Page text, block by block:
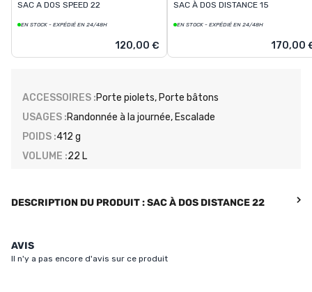
SAC A DOS SPEED 22
EN STOCK - EXPÉDIÉ EN 24/48H
120,00 €
SAC À DOS DISTANCE 15
EN STOCK - EXPÉDIÉ EN 24/48H
170,00
ACCESSOIRES :Porte piolets, Porte bâtons
USAGES :Randonnée à la journée, Escalade
POIDS :412 g
VOLUME :22 L
DESCRIPTION DU PRODUIT : SAC À DOS DISTANCE 22
AVIS
Il n'y a pas encore d'avis sur ce produit